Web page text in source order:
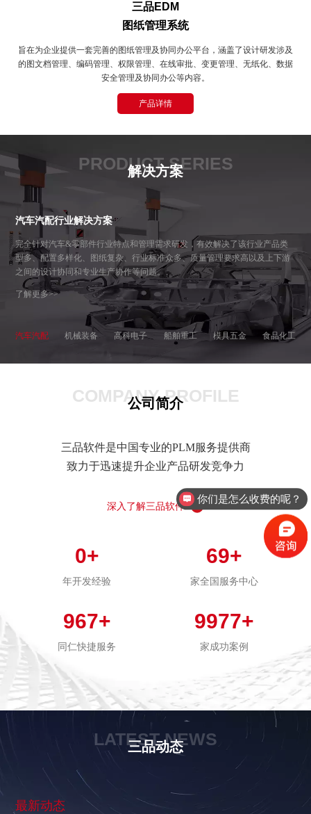
三品EDM
图纸管理系统
旨在为企业提供一套完善的图纸管理及协同办公平台，涵盖了设计研发涉及
的图文档管理、编码管理、权限管理、在线审批、变更管理、无纸化、数据
安全管理及协同办公等内容。
产品详情
PRODUCT SERIES
解决方案
汽车汽配行业解决方案
完全针对汽车&零部件行业特点和管理需求研发，有效解决了该行业产品类
型多、配置多样化、图纸复杂、行业标准众多、质量管理要求高以及上下游
之间的设计协同和专业生产协作等问题。
了解更多>>
汽车汽配 机械装备 高科电子 船舶重工 模具五金 食品化工
COMPANY PROFILE
公司简介
三品软件是中国专业的PLM服务提供商
致力于迅速提升企业产品研发竞争力
深入了解三品软件
0+
年开发经验
69+
家全国服务中心
967+
同仁快捷服务
9977+
家成功案例
LATEST NEWS
三品动态
最新动态
你们是怎么收费的呢？